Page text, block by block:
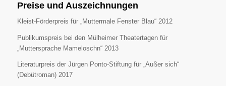
Preise und Auszeichnungen
Kleist-Förderpreis für „Muttermale Fenster Blau“ 2012
Publikumspreis bei den Mülheimer Theatertagen für
„Muttersprache Mameloschn“ 2013
Literaturpreis der Jürgen Ponto-Stiftung für „Außer sich“
(Debütroman) 2017